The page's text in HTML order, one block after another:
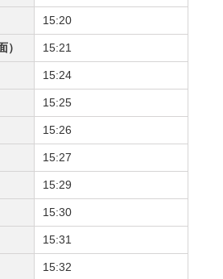
15:20
） 15:21
15:24
15:25
15:26
15:27
15:29
15:30
15:31
15:32